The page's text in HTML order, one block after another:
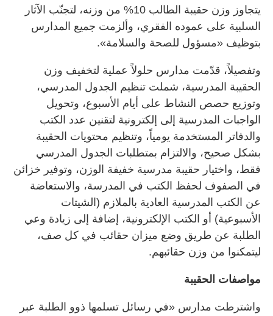
يتجاوز وزن حقيبة الطالب 10% من وزنه، لتجنّب الآثار
السلبية على عموده الفقري، وألزمت جميع المدارس
بتوظيف «مسؤول للصحة والسلامة».
وتفصيلاً، قدّمت مدارس حلولاً عملية لتخفيف وزن
الحقيبة المدرسية، شملت تنظيم الجدول المدرسي،
وتوزيع حصص النشاط على أيام الأسبوع، وتحويل
الواجبات المدرسية إلى إلكترونية لتقنين عدد الكتب
والدفاتر المستخدمة يومياً، وتنظيم محتويات الحقيبة
بشكل صحيح، والالتزام بمتطلبات الجدول المدرسي
فقط، واختيار حقيبة مدرسية خفيفة الوزن، وتوفير خزائن
في الصفوف لحفظ الكتب في المدرسة، والاستعاضة
عن الكتب المدرسية العادية بالملازم (الشيتات
الأسبوعية) أو الكتب الإلكترونية، إضافة إلى زيادة وعي
الطلبة عن طريق وضع ميزان حقائب في كل صف،
ليتمكنوا من وزن حقائبهم.
مواصفات الحقيبة
واشترطت مدارس «في رسائل تسلمها ذوو الطلبة عبر